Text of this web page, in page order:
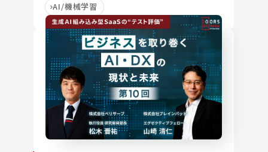
AI/機械学習